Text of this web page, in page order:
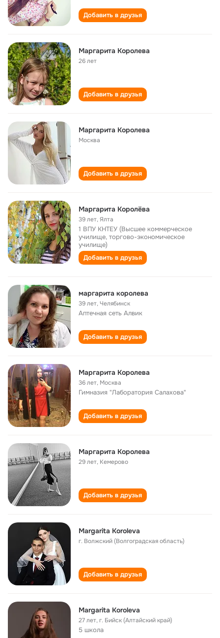
Добавить в друзья
Маргарита Королева
26 лет
Добавить в друзья
Маргарита Королева
Москва
Добавить в друзья
Маргарита Королёва
39 лет,Ялта
1 ВПУ КНТЕУ (Высшее коммерческое
училище, торгово-экономическое
училище)
Добавить в друзья
маргарита королева
39 лет,Челябинск
Аптечная сеть Алвик
Добавить в друзья
Маргарита Королева
36 лет, Москва
Гимназия "Лаборатория Салахова"
Добавить в друзья
Маргарита Королева
29 лет, Кемерово
Добавить в друзья
Margarita Koroleva
г. Волжский (Волгоградская область)
Добавить в друзья
Margarita Koroleva
27 лет,г. Бийск (Алтайский край)
5 школа